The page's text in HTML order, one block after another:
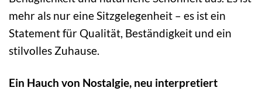
mehr als nur eine Sitzgelegenheit – es ist ein
Statement für Qualität, Beständigkeit und ein
stilvolles Zuhause.
Ein Hauch von Nostalgie, neu interpretiert